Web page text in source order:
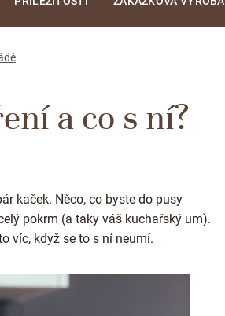
a co s ní?
kaček. Něco, co byste do pusy
pokrm (a taky váš kuchařský um).
víc, když se to s ní neumí.